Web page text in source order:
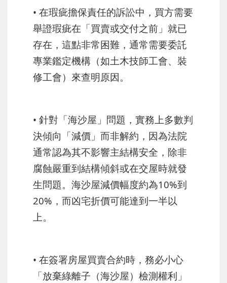
• 在瑕疵擔保責任的訴訟中，買方需要
舉證瑕疵在「買賣或交付之前」就已
存在，這點非常困難，通常需要委託
專業鑑定機構（如土木技師工會、裝
修工會）來查明原因。
• 針對「海沙屋」問題，實務上多數判
決傾向「減價」而非解約，因為法院
通常認為其不影響主結構安全，除非
腐蝕嚴重到結構傾斜或在交屋時就發
生問題。海沙屋減價幅度約為10%到
20%，而凶宅折價可能達到一半以
上。
• 在簽署房屋買賣合約時，務必小心
「放棄綠離子（海沙屋）檢測權利」